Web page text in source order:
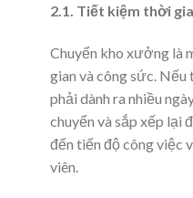
2.1. Tiết kiệm thời
Chuyển kho xưởng là
gian và công sức. Nếu
phải dành ra nhiều
chuyển và sắp xếp lại
đến tiến độ công việc
viên.